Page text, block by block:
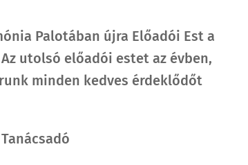
Palotában újra Előadói Est a
utolsó előadói estet az évben,
minden kedves érdeklődőt